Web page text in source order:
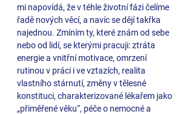
mi napovídá, že v téhle životní fázi čelíme
řadě nových věcí, a navíc se dějí takřka
najednou. Zmíním ty, které znám od sebe
nebo od lidí, se kterými pracuji: ztráta
energie a vnitřní motivace, omrzení
rutinou v práci i ve vztazích, realita
vlastního stárnutí, změny v tělesné
konstituci, charakterizované lékařem jako
„přiměřené věku“, péče o nemocné a